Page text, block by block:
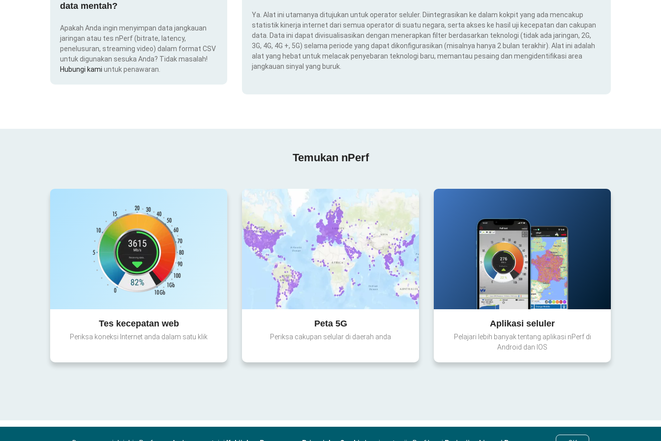
data mentah?
Apakah Anda ingin menyimpan data jangkauan
jaringan atau tes nPerf (bitrate, latency,
penelusuran, streaming video) dalam format CSV
untuk digunakan sesuka Anda? Tidak masalah!
Hubungi kami untuk penawaran.
Ya. Alat ini utamanya ditujukan untuk operator seluler. Diintegrasikan ke dalam kokpit yang ada mencakup
statistik kinerja internet dari semua operator di suatu negara, serta akses ke hasil uji kecepatan dan cakupan
data. Data ini dapat divisualisasikan dengan menerapkan filter berdasarkan teknologi (tidak ada jaringan, 2G,
3G, 4G, 4G +, 5G) selama periode yang dapat dikonfigurasikan (misalnya hanya 2 bulan terakhir). Alat ini adalah
alat yang hebat untuk melacak penyebaran teknologi baru, memantau pesaing dan mengidentifikasi area
jangkauan sinyal yang buruk.
Temukan nPerf
Tes kecepatan web
Periksa koneksi Internet anda dalam satu klik
Peta 5G
Periksa cakupan selular di daerah anda
Aplikasi seluler
Pelajari lebih banyak tentang aplikasi nPerf di
Android dan IOS